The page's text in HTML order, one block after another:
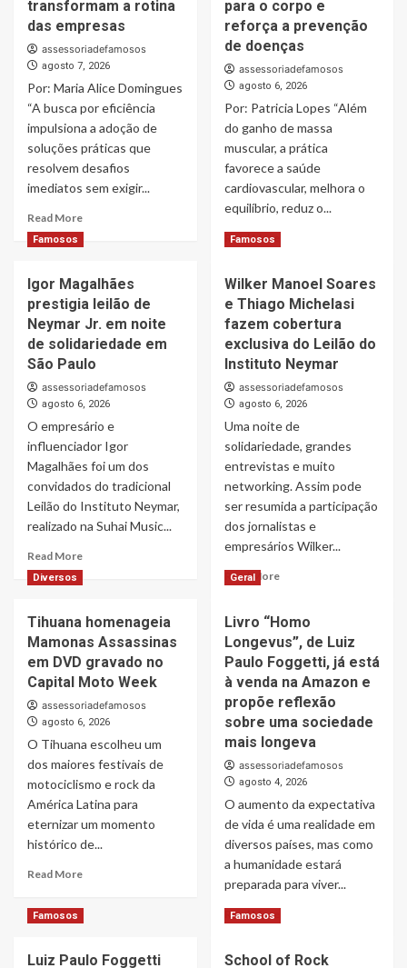
3
Carol Dantas
4
Famosos
Carol Nakamura deixa romance com
Hungria em aberto ao falar sobre vida
amorosa
5
Famosos
João Gomes ganha festa após aniversário
Stefany, ex-atriz mirim de “Carrossel”,
desabafa sobre músicas da novela e diz
nunca ter recebido royalties
7
Leonardo compra 60 porcos e brinca com
dificuldade para fazer PIX: “Vou pedir
transformam a rotina
das empresas
assessoriadefamosos
agosto 7, 2026
Por: Maria Alice Domingues
“A busca por eficiência
impulsiona a adoção de
soluções práticas que
resolvem desafios
imediatos sem exigir...
Read MoreRead
more
about
digitais
específicas
transformam
rotina
das
empresas
para o corpo e
reforça a prevenção
de doenças
assessoriadefamosos
agosto 6, 2026
Por: Patricia Lopes “Além
do ganho de massa
muscular, a prática
favorece a saúde
cardiovascular, melhora o
equilíbrio, reduz o...
Read More Read
Treinamento
de
força
amplia
benefícios
para
o
corpo
e
reforça
de
doenças
Famosos
Igor Magalhães
prestigia leilão de
Neymar Jr. em noite
de solidariedade em
São Paulo
assessoriadefamosos
agosto 6, 2026
O empresário e
influenciador Igor
Magalhães foi um dos
convidados do tradicional
Leilão do Instituto Neymar,
realizado na Suhai Music...
Read MoreRead
more
about
Magalhães
prestigia
leilão
de
Neymar
Jr.
em
noite
de
solidariedade
São
Paulo
Famosos
Wilker Manoel Soares
e Thiago Michelasi
fazem cobertura
exclusiva do Leilão do
Instituto Neymar
assessoriadefamosos
agosto 6, 2026
Uma noite de
solidariedade, grandes
entrevistas e muito
networking. Assim pode
ser resumida a participação
dos jornalistas e
empresários Wilker...
Read MoreRead
Wilker
Manoel
Soares
e
Thiago
Michelasi
fazem
cobertura
exclusiva
do
Leilão
Instituto
Neymar
Diversos
Tihuana homenageia
Mamonas Assassinas
em DVD gravado no
Capital Moto Week
assessoriadefamosos
agosto 6, 2026
O Tihuana escolheu um
dos maiores festivais de
motociclismo e rock da
América Latina para
eternizar um momento
histórico de...
Read MoreRead
about
Tihuana
Mamonas
Geral
Livro “Homo
Longevus”, de Luiz
Paulo Foggetti, já está
à venda na Amazon e
propõe reflexão
sobre uma sociedade
mais longeva
assessoriadefamosos
agosto 4, 2026
O aumento da expectativa
de vida é uma realidade em
diversos países, mas como
a humanidade estará
preparada para viver...
Read More Read
Livro
Famosos
Luiz Paulo Foggetti
Famosos
School of Rock